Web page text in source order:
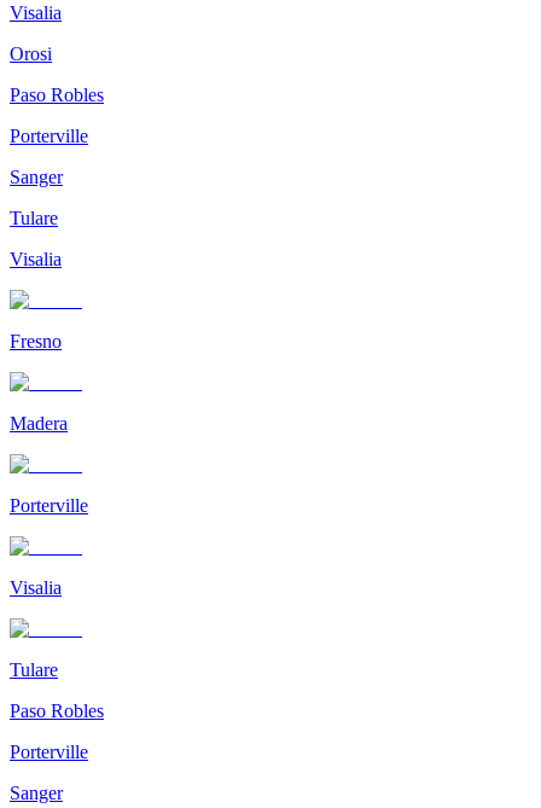
Visalia
Orosi
Paso Robles
Porterville
Sanger
Tulare
Visalia
Fresno
Madera
Porterville
Visalia
Tulare
Paso Robles
Porterville
Sanger